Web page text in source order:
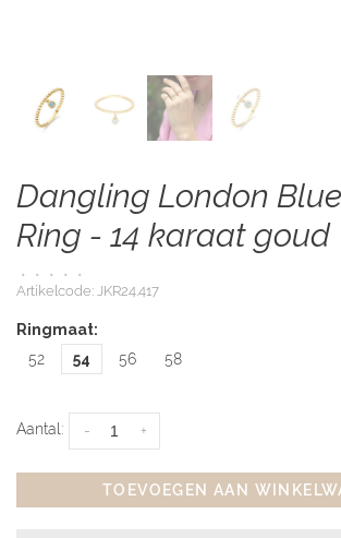
Dangling London
Ring - 14 karaat goud
• • • •
•
Artikelcode: JKR24.417
Ringmaat:
52
54 56 58
Aantal: +
-
TOEVOEGEN AAN